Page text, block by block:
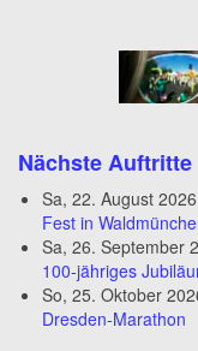
Nächste Auftritte
Sa, 22. August 2026
Fest in
Sa, 26. September
100-jähriges
So, 25. Oktober
Dresden-Marathon